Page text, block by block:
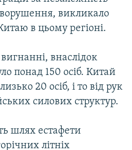
викликало
в цьому регіоні.
внаслідок
понад 150 осіб. Китай
20 осіб, і то від рук
силових структур.
шлях естафети
літніх